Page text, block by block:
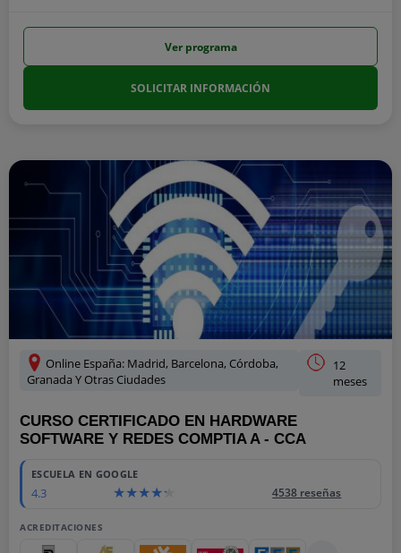
Ver programa
SOLICITAR INFORMACIÓN
Online España: Madrid, Barcelona, Córdoba,
Granada Y Otras Ciudades
12
meses
CURSO CERTIFICADO EN HARDWARE
SOFTWARE Y REDES COMPTIA A - CCA
ESCUELA EN GOOGLE
4.3 4538 reseñas
ACREDITACIONES